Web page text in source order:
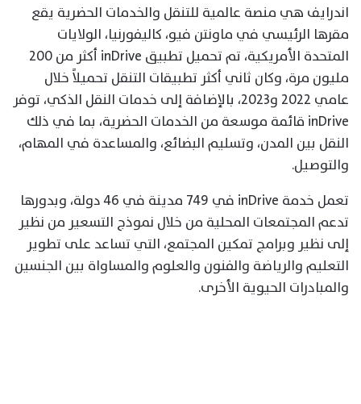
اندرايف هي منصة عالمية للتنقل والخدمات الحضرية يقع
مقرها الرئيسي في ماونتن فيو، كاليفورنيا، الولايات
المتحدة الأمريكية، تم تحميل تطبيق inDrive أكثر من 200
مليون مرة، وكان ثاني أكثر تطبيقات التنقل تحميلاً خلال
عامي 2022 و2023، بالإضافة إلى خدمات النقل الذكي، توفر
inDrive قائمة موسعة من الخدمات الحضرية، بما في ذلك
النقل بين المدن، وتسليم البضائع، والمساعدة في المهام،
والتوصيل.
تعمل خدمة inDrive في 749 مدينة في 46 دولة، وبدورها
تدعم المجتمعات المحلية من خلال نموذج التسعير من نظير
إلى نظير وبرامج تمكين المجتمع، التي تساعد على تطوير
التعليم والرياضة والفنون والعلوم والمساواة بين الجنسين
والمبادرات الحيوية الأخرى.